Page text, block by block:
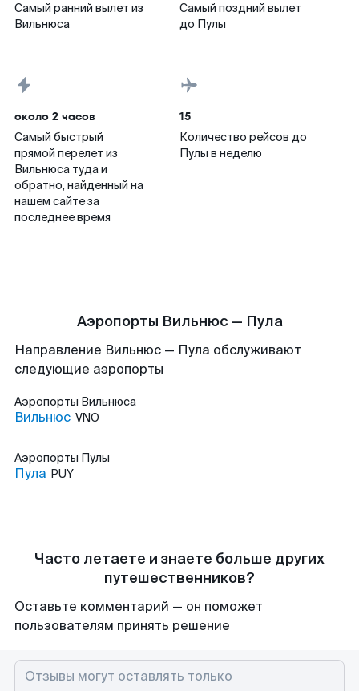
Самый ранний вылет из
Вильнюса
Самый поздний вылет
до Пулы
около 2 часов
Самый быстрый
прямой перелет из
Вильнюса туда и
обратно, найденный на
нашем сайте за
последнее время
15
Количество рейсов до
Пулы в неделю
Аэропорты Вильнюс — Пула
Направление Вильнюс — Пула обслуживают
следующие аэропорты
Аэропорты Вильнюса
Вильнюс VNO
Аэропорты Пулы
Пула PUY
Часто летаете и знаете больше других
путешественников?
Оставьте комментарий — он поможет
пользователям принять решение